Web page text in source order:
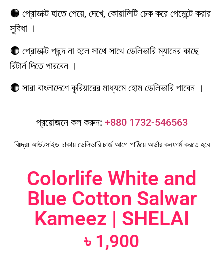
🟠 প্রোডাক্ট হাতে পেয়ে, দেখে, কোয়ালিটি চেক করে পেমেন্টে করার
সুবিধা ।
🟠 প্রোডাক্ট পছন্দ না হলে সাথে সাথে ডেলিভারি ম্যানের কাছে
রিটার্ন দিতে পারবেন ।
🟠 সারা বাংলাদেশে কুরিয়ারের মাধ্যমে হোম ডেলিভারি পাবেন ।
প্রয়োজনে কল করুন: +880 1732-546563
বিঃদ্রঃ আউটসাইড ঢাকায় ডেলিভারি চার্জ আগে পাঠিয়ে অর্ডার কনফার্ম করতে হবে
Colorlife White and
Blue Cotton Salwar
Kameez | SHELAI
৳ 1,900